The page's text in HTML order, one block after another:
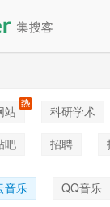
站 科研学术
吧
招聘
音乐 QQ音乐